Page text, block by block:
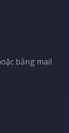
bằng mail